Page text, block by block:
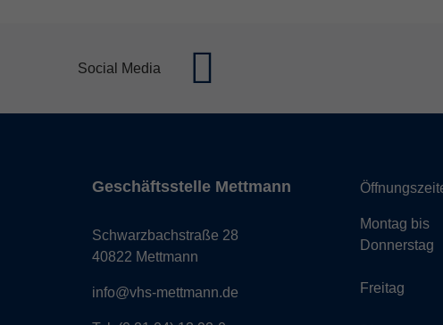
Social Media
Geschäftsstelle Mettmann
Schwarzbachstraße 28
40822 Mettmann
info@vhs-mettmann.de
Montag bis
Donnerstag
Freitag